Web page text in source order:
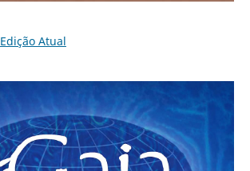
Edição Atual